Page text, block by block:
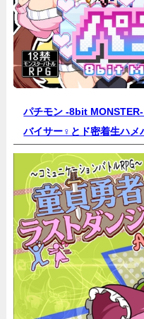
パチモン -8bit
バイサー♀とド密着生ハメ